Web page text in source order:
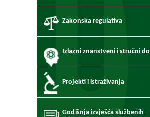
Zakonska regulativa
Izlazni znanstveni i stručni
Projekti i istraživanja
Godišnja izvješća službenih